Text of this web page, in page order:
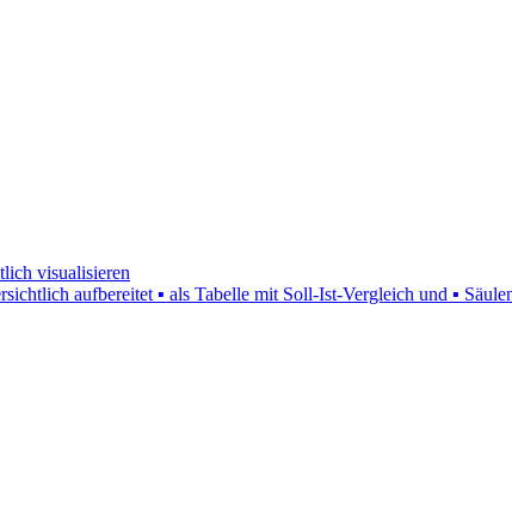
visualisieren
aufbereitet ▪ als Tabelle mit Soll-Ist-Vergleich und ▪